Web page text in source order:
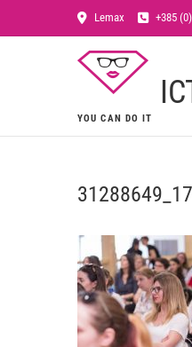
Lemax +385
YOU CAN DO IT